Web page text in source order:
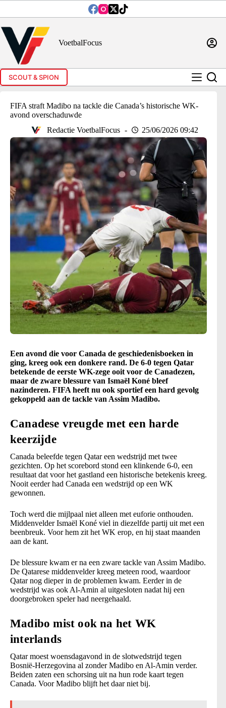
inhoud
VoetbalFocus
SCOUT & SPION
FIFA straft Madibo na tackle die Canada’s historische WK-
avond overschaduwde
Redactie VoetbalFocus
25/06/2026 09:42
Een avond die voor Canada de geschiedenisboeken in
ging, kreeg ook een donkere rand. De 6-0 tegen Qatar
betekende de eerste WK-zege ooit voor de Canadezen,
maar de zware blessure van Ismaël Koné bleef
nazinderen. FIFA heeft nu ook sportief een hard gevolg
gekoppeld aan de tackle van Assim Madibo.
Canadese vreugde met een harde
keerzijde
Canada beleefde tegen Qatar een wedstrijd met twee
gezichten. Op het scorebord stond een klinkende 6-0, een
resultaat dat voor het gastland een historische betekenis kreeg.
Nooit eerder had Canada een wedstrijd op een WK
gewonnen.
Toch werd die mijlpaal niet alleen met euforie onthouden.
Middenvelder Ismaël Koné viel in diezelfde partij uit met een
beenbreuk. Voor hem zit het WK erop, en hij staat maanden
aan de kant.
De blessure kwam er na een zware tackle van Assim Madibo.
De Qatarese middenvelder kreeg meteen rood, waardoor
Qatar nog dieper in de problemen kwam. Eerder in de
wedstrijd was ook Al-Amin al uitgesloten nadat hij een
doorgebroken speler had neergehaald.
Madibo mist ook na het WK
interlands
Qatar moest woensdagavond in de slotwedstrijd tegen
Bosnië-Herzegovina al zonder Madibo en Al-Amin verder.
Beiden zaten een schorsing uit na hun rode kaart tegen
Canada. Voor Madibo blijft het daar niet bij.